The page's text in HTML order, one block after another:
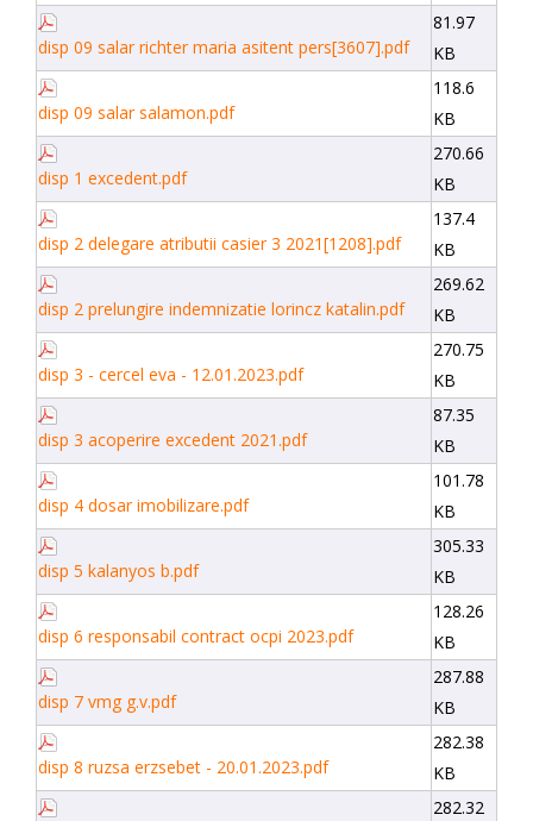
disp 09 salar richter maria asitent pers[3607].pdf
81.97
KB
disp 09 salar salamon.pdf
118.6
KB
disp 1 excedent.pdf
270.66
KB
disp 2 delegare atributii casier 3 2021[1208].pdf
137.4
KB
disp 2 prelungire indemnizatie lorincz katalin.pdf
269.62
KB
disp 3 - cercel eva - 12.01.2023.pdf
270.75
KB
disp 3 acoperire excedent 2021.pdf
87.35
KB
disp 4 dosar imobilizare.pdf
101.78
KB
disp 5 kalanyos b.pdf
305.33
KB
disp 6 responsabil contract ocpi 2023.pdf
128.26
KB
disp 7 vmg g.v.pdf
287.88
KB
disp 8 ruzsa erzsebet - 20.01.2023.pdf
282.38
KB
282.32